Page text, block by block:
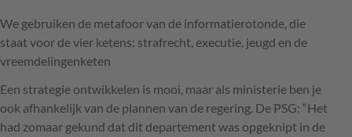
We gebruiken de metafoor van de informatierotonde, die
staat voor de vier ketens: strafrecht, executie, jeugd en de
vreemdelingenketen
Een strategie ontwikkelen is mooi, maar als ministerie ben je
ook afhankelijk van de plannen van de regering. De PSG: “Het
had zomaar gekund dat dit departement was opgeknipt in de